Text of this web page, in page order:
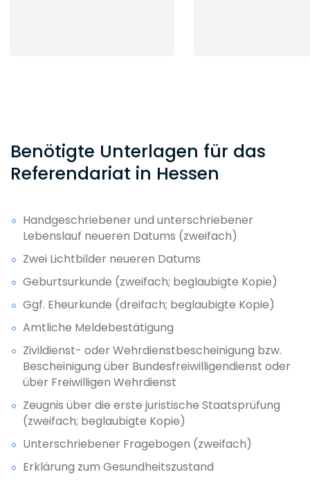
Benötigte Unterlagen für das
Referendariat in Hessen
Handgeschriebener und unterschriebener
Lebenslauf neueren Datums (zweifach)
Zwei Lichtbilder neueren Datums
Geburtsurkunde (zweifach; beglaubigte Kopie)
Ggf. Eheurkunde (dreifach; beglaubigte Kopie)
Amtliche Meldebestätigung
Zivildienst- oder Wehrdienstbescheinigung bzw.
Bescheinigung über Bundesfreiwilligendienst oder
über Freiwilligen Wehrdienst
Zeugnis über die erste juristische Staatsprüfung
(zweifach; beglaubigte Kopie)
Unterschriebener Fragebogen (zweifach)
Erklärung zum Gesundheitszustand